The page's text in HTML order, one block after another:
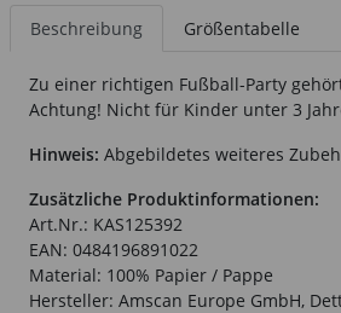
Beschreibung Größentabelle
Zu einer richtigen Fußball-Party
Achtung! Nicht für Kinder unter 3
Hinweis: Abgebildetes weiteres
Zusätzliche Produktinformationen:
Art.Nr.: KAS125392
EAN: 0484196891022
Material: 100% Papier / Pappe
Hersteller: Amscan Europe GmbH,